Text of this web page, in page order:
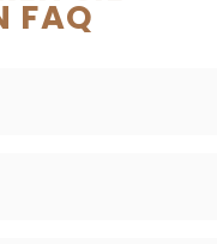
FAQ
so schnell wie